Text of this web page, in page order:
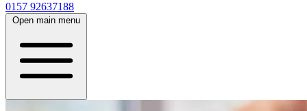
0157 92637188
Open main menu